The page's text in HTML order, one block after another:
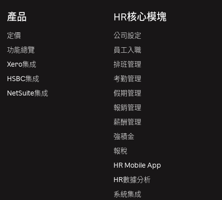
產品
定價
功能總覽
Xero集成
HSBC集成
NetSuite集成
HR核心模塊
公司設定
員工入職
排班管理
考勤管理
假期管理
報銷管理
薪酬管理
強積金
報稅
HR Mobile App
HR數據分析
系統集成